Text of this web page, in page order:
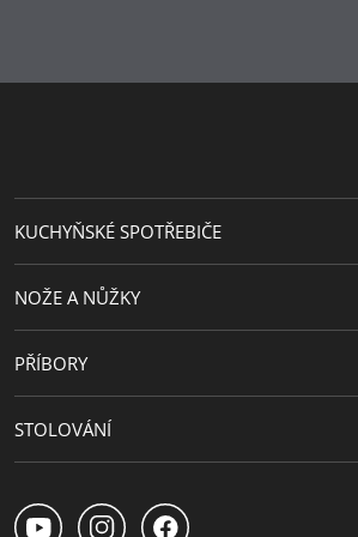
KUCHYŇSKÉ SPOTŘEBIČE
NOŽE A NŮŽKY
PŘÍBORY
STOLOVÁNÍ